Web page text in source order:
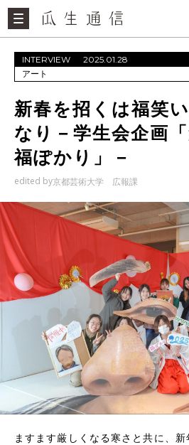
INTERVIEW 2025.01.28
アート
新春を招くは福笑
なり－学生会企画
福ぽかり」－
edited by京都芸術大学 広報課
ますます厳しくなる寒さと共に、